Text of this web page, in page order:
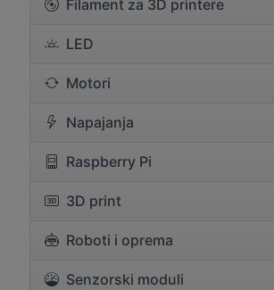
Filament za 3D printere
LED
Motori
Napajanja
Raspberry Pi
3D print
Roboti i oprema
Senzorski moduli